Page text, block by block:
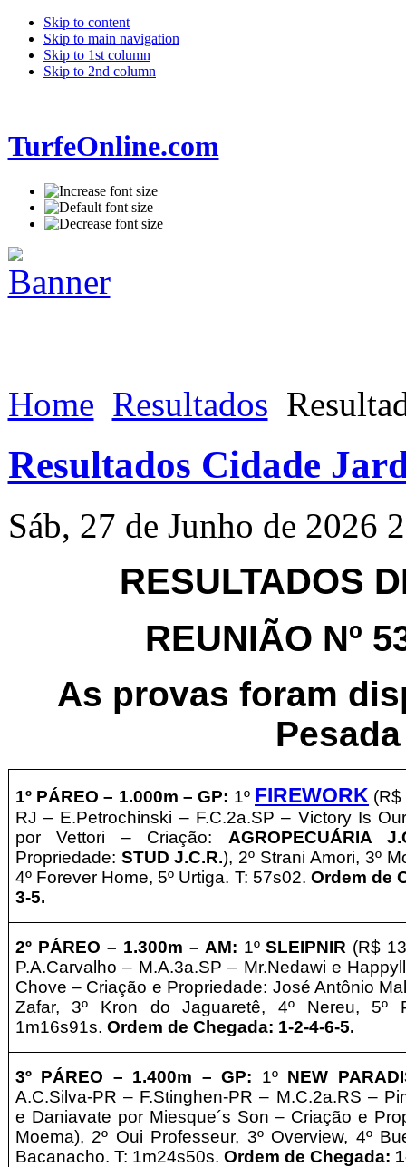
Skip to content
Skip to main navigation
Skip to 1st column
Skip to 2nd column
TurfeOnline.com
Home Resultados
Resultados Cidade
Sáb, 27 de Junho de 2026
RESULTADOS
REUNIÃO Nº
As provas foram
1º PÁREO – 1.000m – GP: 1º FIREWORK
RJ – E.Petrochinski – F.C.2a.SP – Victory Is
por Vettori – Criação: AGROPECUÁRIA
Propriedade: STUD J.C.R.), 2º Strani Amori, 3º
4º Forever Home, 5º Urtiga. T: 57s02. Ordem de
3-5.
2º PÁREO – 1.300m – AM: 1ºSLEIPNIR (R$
P.A.Carvalho – M.A.3a.SP – Mr.Nedawi e
Chove – Criação e Propriedade: José Antônio
Zafar, 3º Kron do Jaguaretê, 4º Nereu, 5º
1m16s91s. Ordem de Chegada: 1-2-4-6-5.
3º PÁREO – 1.400m – GP: 1ºNEW
A.C.Silva-PR – F.Stinghen-PR – M.C.2a.RS –
e Daniavate por Miesque´s Son – Criação e
Moema), 2º Oui Professeur, 3º Overview, 4º
Bacanacho. T: 1m24s50s. Ordem de Chegada: